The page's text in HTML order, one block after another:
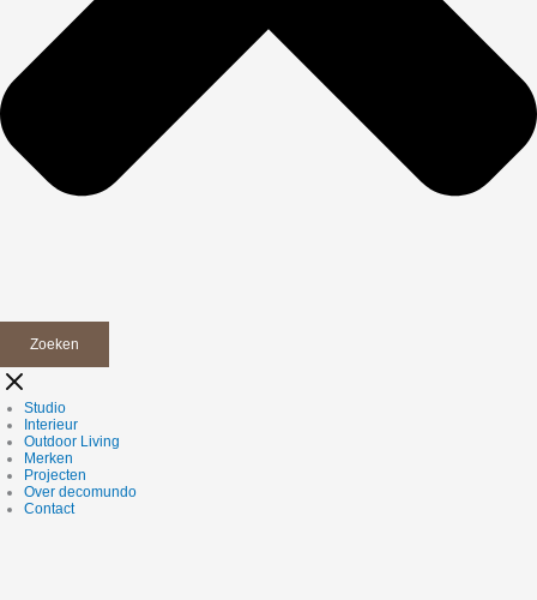
Zoeken
Studio
Interieur
Outdoor Living
Merken
Projecten
Over decomundo
Contact